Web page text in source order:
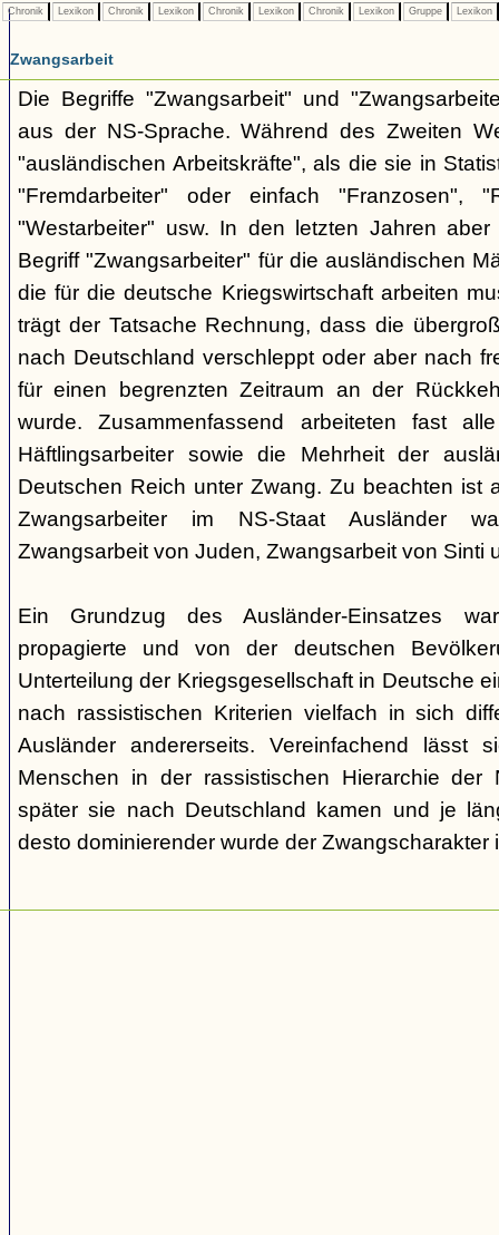
Chronik Lexikon Chronik Lexikon Chronik Lexikon Chronik Lexikon Gruppe Lexikon
Zwangsarbeit
Die Begriffe "Zwangsarbeit" und
aus der NS-Sprache. Während des Zweiten
"ausländischen Arbeitskräfte", als die sie in
"Fremdarbeiter" oder einfach "Franzosen",
"Westarbeiter" usw. In den letzten Jahren
Begriff "Zwangsarbeiter" für die ausländischen
die für die deutsche Kriegswirtschaft arbeiten
trägt der Tatsache Rechnung, dass die
nach Deutschland verschleppt oder aber nach
für einen begrenzten Zeitraum an der
wurde. Zusammenfassend arbeiteten fast
Häftlingsarbeiter sowie die Mehrheit der
Deutschen Reich unter Zwang. Zu beachten ist
Zwangsarbeiter im NS-Staat Ausländer
Zwangsarbeit von Juden, Zwangsarbeit von Sinti
Ein Grundzug des Ausländer-Einsatzes
propagierte und von der deutschen
Unterteilung der Kriegsgesellschaft in Deutsche
nach rassistischen Kriterien vielfach in sich
Ausländer andererseits. Vereinfachend lässt
Menschen in der rassistischen Hierarchie der
später sie nach Deutschland kamen und je
desto dominierender wurde der Zwangscharakter